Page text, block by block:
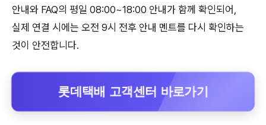
안내와 FAQ의 평일 08:00~18:00 안내가 함께 확인되어,
실제 연결 시에는 오전 9시 전후 안내 멘트를 다시 확인하는
것이 안전합니다.
롯데택배 고객센터 바로가기